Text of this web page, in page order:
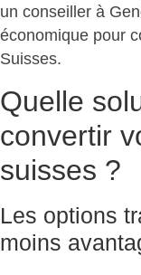
un conseiller à
économique pour
Suisses.
Quelle
convertir
suisses ?
Les options
moins